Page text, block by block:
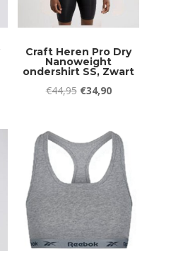
Craft Heren Pro Dry
Nanoweight
ondershirt SS, Zwart
€44,95 Oorspronkelijke
€44,95.
€34,90Huidige
€34,90.